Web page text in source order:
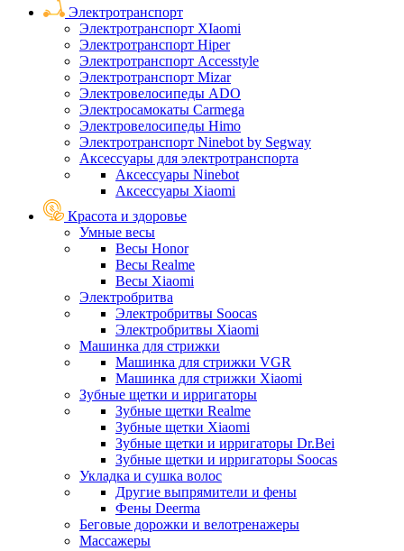
Электротранспорт
Электротранспорт XIaomi
Электротранспорт Hiper
Электротранспорт Accesstyle
Электротранспорт Mizar
Электровелосипеды ADO
Электросамокаты Carmega
Электровелосипеды Himo
Электротранспорт Ninebot by Segway
Аксессуары для электротранспорта
Аксессуары Ninebot
Аксессуары Xiaomi
Красота и здоровье
Умные весы
Весы Honor
Весы Realme
Весы Xiaomi
Электробритва
Электробритвы Soocas
Электробритвы Xiaomi
Машинка для стрижки
Машинка для стрижки VGR
Машинка для стрижки Xiaomi
Зубные щетки и ирригаторы
Зубные щетки Realme
Зубные щетки Xiaomi
Зубные щетки и ирригаторы Dr.Bei
Зубные щетки и ирригаторы Soocas
Укладка и сушка волос
Другие выпрямители и фены
Фены Deerma
Беговые дорожки и велотренажеры
Массажеры